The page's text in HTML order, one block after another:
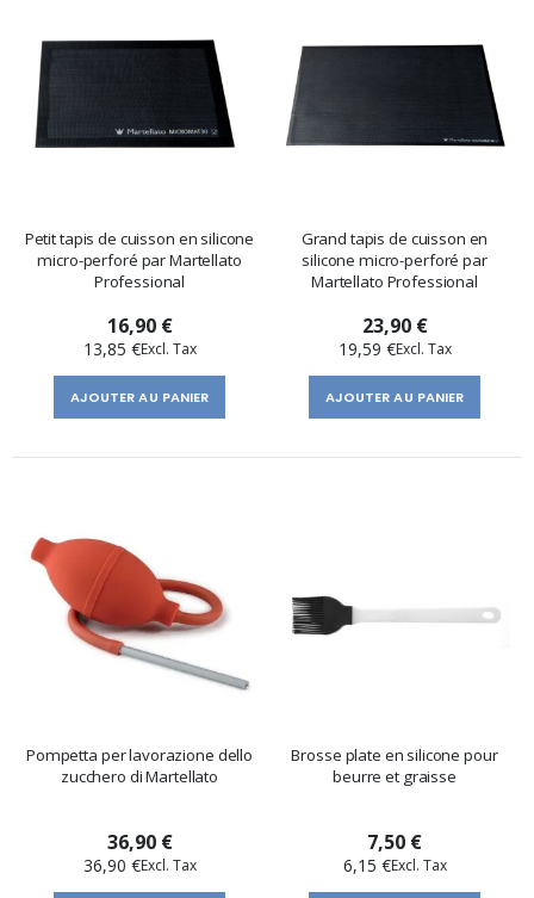
Petit tapis de cuisson en silicone
micro-perforé par Martellato
Professional
16,90 €
13,85 €
AJOUTER AU PANIER
Grand tapis de cuisson en
silicone micro-perforé par
Martellato Professional
23,90 €
19,59 €
AJOUTER AU PANIER
Pompetta per lavorazione dello
zucchero di Martellato
36,90 €
36,90 €
Brosse plate en silicone pour
beurre et graisse
7,50 €
6,15 €